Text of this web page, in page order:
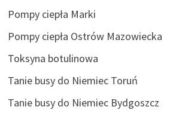
Pompy ciepła Marki
Pompy ciepła Ostrów Mazowiecka
Toksyna botulinowa
Tanie busy do Niemiec Toruń
Tanie busy do Niemiec Bydgoszcz